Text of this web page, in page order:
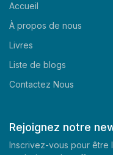
Accueil
À propos de nous
Livres
Liste de blogs
Contactez Nous
Rejoignez notre
Inscrivez-vous pour être